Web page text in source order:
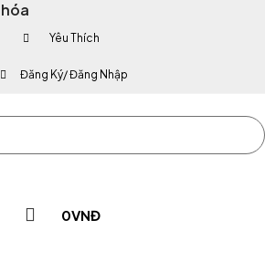
Yêu Thích
Đăng Ký/ Đăng Nhập
0VNĐ